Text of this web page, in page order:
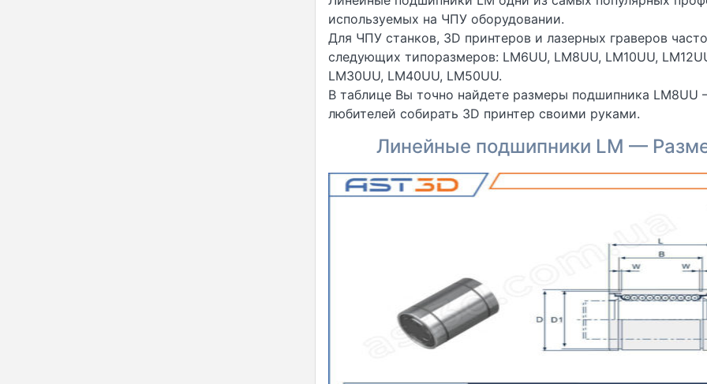
используемых на ЧПУ оборудовании.
Для ЧПУ станков, 3D принтеров и лазерных граверов
следующих типоразмеров: LM6UU, LM8UU, LM10UU,
LM30UU, LM40UU, LM50UU.
В таблице Вы точно найдете размеры подшипника
любителей собирать 3D принтер своими руками.
Линейные подшипники LM —